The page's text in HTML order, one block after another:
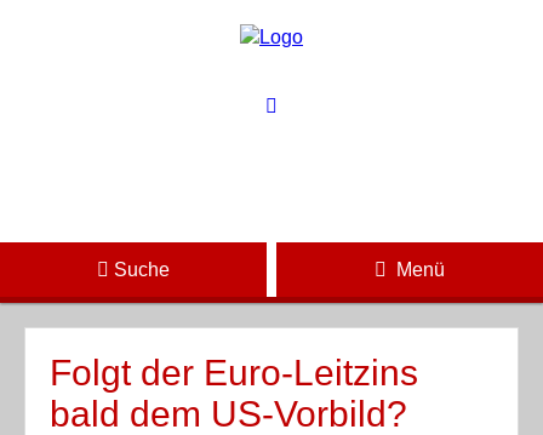
Suche Menü
Folgt der Euro-Leitzins
bald dem US-Vorbild?